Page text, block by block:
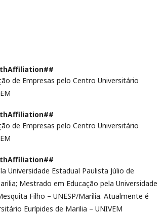
de Empresas pelo Centro Universitário
de Empresas pelo Centro Universitário
Universidade Estadual Paulista Júlio de
Mestrado em Educação pela Universidade
Filho – UNESP/Marilia. Atualmente é
Eurípides de Marilia – UNIVEM